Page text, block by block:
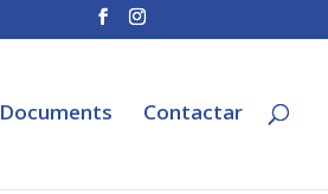
Documents Contactar